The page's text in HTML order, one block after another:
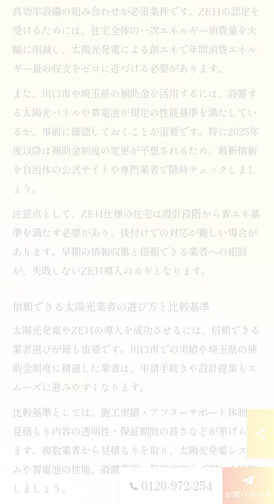
高効率設備の組み合わせが必須条件です。ZEHの認定を
受けるためには、住宅全体の一次エネルギー消費量を大
幅に削減し、太陽光発電による創エネで年間消費エネル
ギー量の収支をゼロに近づける必要があります。
また、川口市や埼玉県の補助金を活用するには、設置す
る太陽光パネルや蓄電池が規定の性能基準を満たしてい
るか、事前に確認しておくことが重要です。特に2025年
度以降は補助金制度の変更が予想されるため、最新情報
を自治体の公式サイトや専門業者で随時チェックしまし
ょう。
注意点として、ZEH仕様の住宅は設計段階から省エネ基
準を満たす必要があり、後付けでの対応が難しい場合が
あります。早期の情報収集と信頼できる業者への相談
が、失敗しないZEH導入のカギとなります。
信頼できる太陽光業者の選び方と比較基準
太陽光発電やZEHの導入を成功させるには、信頼できる
業者選びが最も重要です。川口市での実績や埼玉県の補
助金制度に精通した業者は、申請手続きや設計提案もス
ムーズに進みやすくなります。
比較基準としては、施工実績・アフターサポート体制・
見積もり内容の透明性・保証期間の長さなどが挙げられ
ます。複数業者から見積もりを取り、太陽光発電システ
ムや蓄電池の性能、設置費用、保証内容まで細かく比較
しましょう。
0120-972-254 お問い合わせ